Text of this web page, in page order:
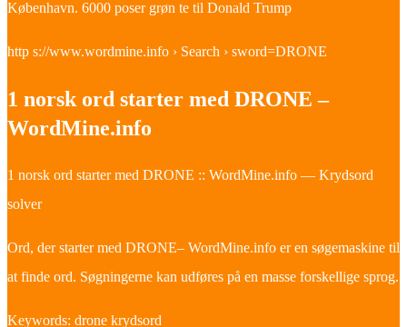
København. 6000 poser grøn te til Donald Trump
http s://www.wordmine.info › Search › sword=DRONE
1 norsk ord starter med DRONE –
WordMine.info
1 norsk ord starter med DRONE :: WordMine.info — Krydsord
solver
Ord, der starter med DRONE– WordMine.info er en søgemaskine til
at finde ord. Søgningerne kan udføres på en masse forskellige sprog.
Keywords: drone krydsord